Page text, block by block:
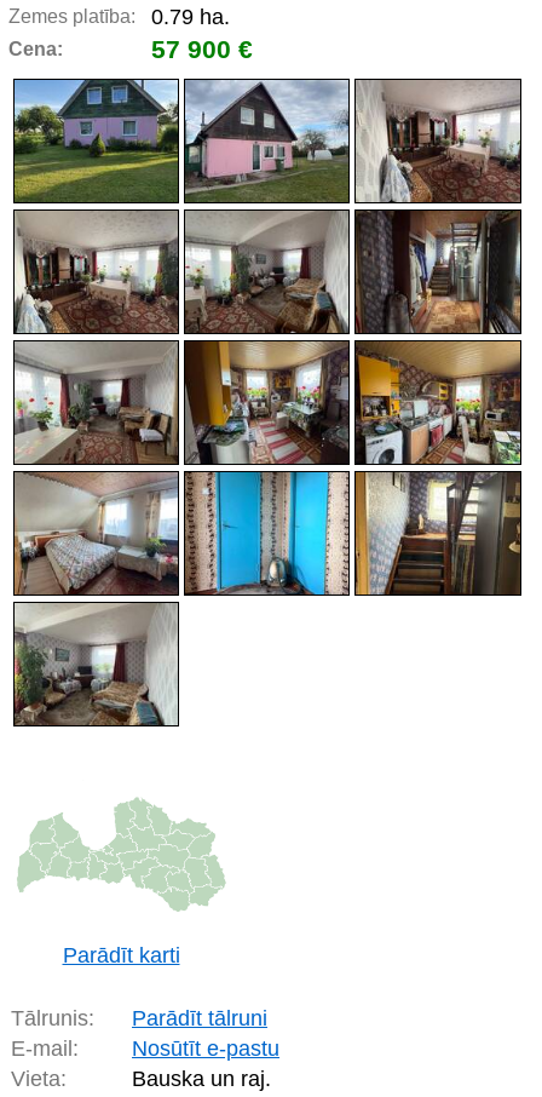
Zemes platība: 0.79 ha.
Cena: 57 900 €
Parādīt karti
Tālrunis:
Parādīt tālruni
E-mail:
Nosūtīt e-pastu
Vieta:
Bauska un raj.